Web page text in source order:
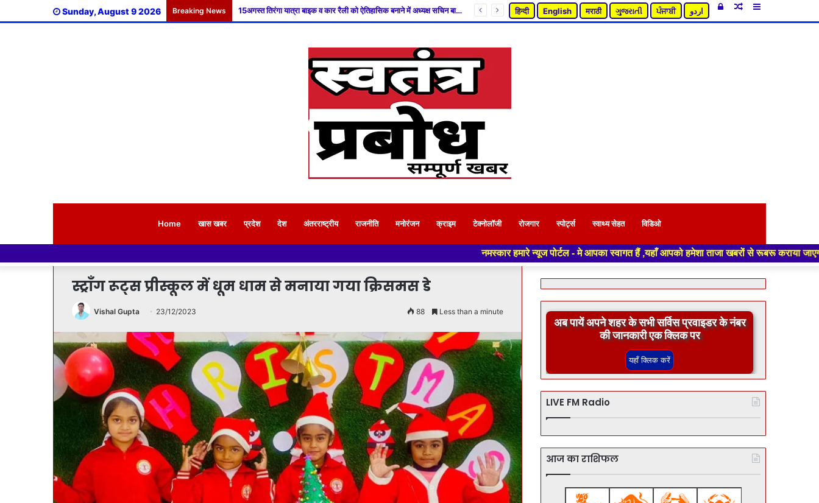
Sunday, August 9 2026 Breaking News 15अगस्त तिरंगा यात्रा बाइक व कार रैली को ऐतिहासिक बनाने में अध्यक्ष सचिन बाथम के आवाहन पे जुटा उद्योग व्यापार प्रतिनिधि मंडल हिन्दी English मराठी ગુજરાતી ਪੰਜਾਬੀ اردو Sidebar
Random
Log
Home खास खबर प्रदेश देश अंतरराष्ट्रीय राजनीति मनोरंजन क्राइम टेक्नोलॉजी रोजगार स्पोर्ट्स स्वाथ्य सेहत विडिओ
नमस्कार हमारे न्यूज पोर्टल - मे आपका स्वागत हैं ,यहाँ आपको हमेशा ताजा खबरों से रूबरू कराया जाएगा ,
स्ट्रॉंग रूट्स प्रीस्कूल में धूम धाम से मनाया गया क्रिसमस डे
Vishal Gupta 23/12/2023 88 Less than a minute
अब पायें अपने शहर के सभी सर्विस प्रवाइडर के नंबर
की जानकारी एक क्लिक पर
LIVE FM Radio
आज का राशिफल